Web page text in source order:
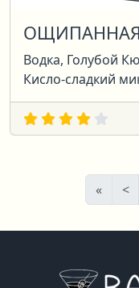
Водка, Голубой
Кисло-сладкий
«Первая
<